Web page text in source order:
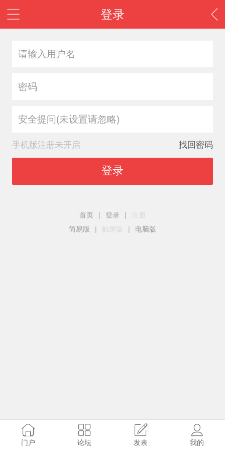
登录
安全提问(未设置请忽略)
手机版注册未开启 找回密码
登录
首页 | 登录 |
注册
简易版
| 触屏版 | 电脑版
门户 论坛 发表 我的